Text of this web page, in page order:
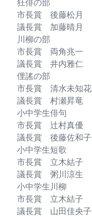
市長賞 後藤松月
議長賞 加藤晴月
川柳の部
市長賞 両角兆一
議長賞 井内雅仁
俚謠の部
市長賞 清水未知花
議長賞 村瀬昇竜
小中学生俳句
市長賞 辻村真優
議長賞 後藤佐和子
小中学生短歌
市長賞 立木結子
議長賞 粥川涼生
小中学生川柳
市長賞 立木結子
議長賞 山田佳央子